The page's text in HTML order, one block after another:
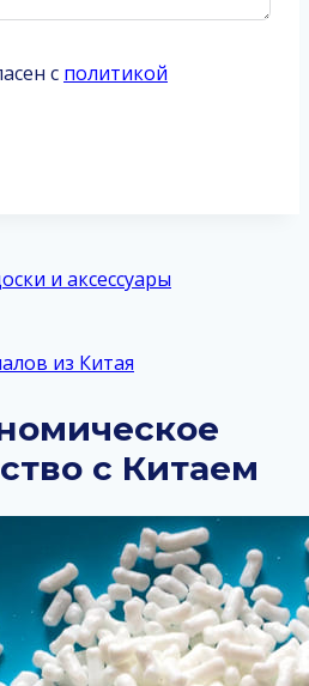
с политикой
и аксессуары
из Китая
с Китаем